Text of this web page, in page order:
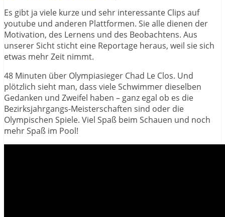
Es gibt ja viele kurze und sehr interessante Clips auf
youtube und anderen Plattformen. Sie alle dienen der
Motivation, des Lernens und des Beobachtens. Aus
unserer Sicht sticht eine Reportage heraus, weil sie sich
etwas mehr Zeit nimmt.
48 Minuten über Olympiasieger Chad Le Clos. Und
plötzlich sieht man, dass viele Schwimmer dieselben
Gedanken und Zweifel haben – ganz egal ob es die
Bezirksjahrgangs-Meisterschaften sind oder die
Olympischen Spiele. Viel Spaß beim Schauen und noch
mehr Spaß im Pool!